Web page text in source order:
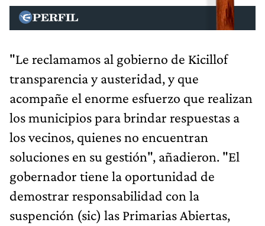
"Le reclamamos al gobierno de Kicillof
transparencia y austeridad, y que
acompañe el enorme esfuerzo que realizan
los municipios para brindar respuestas a
los vecinos, quienes no encuentran
soluciones en su gestión", añadieron. "El
gobernador tiene la oportunidad de
demostrar responsabilidad con la
suspención (sic) las Primarias Abiertas,